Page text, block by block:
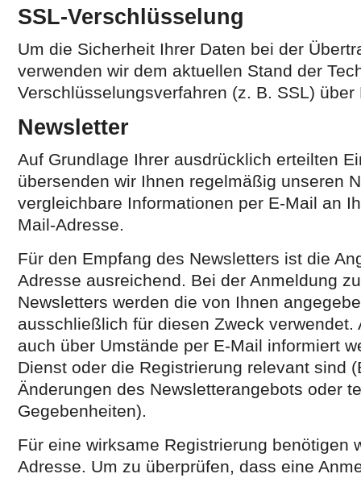
SSL-Verschlüsselung
Um die Sicherheit Ihrer Daten bei der
verwenden wir dem aktuellen Stand der
Verschlüsselungsverfahren (z. B. SSL) über
Newsletter
Auf Grundlage Ihrer ausdrücklich erteilten
übersenden wir Ihnen regelmäßig unseren
vergleichbare Informationen per E-Mail an
Mail-Adresse.
Für den Empfang des Newsletters ist die
Adresse ausreichend. Bei der Anmeldung
Newsletters werden die von Ihnen
ausschließlich für diesen Zweck verwendet.
auch über Umstände per E-Mail informiert
Dienst oder die Registrierung relevant sind
Änderungen des Newsletterangebots oder
Gegebenheiten).
Für eine wirksame Registrierung benötigen
Adresse. Um zu überprüfen, dass eine